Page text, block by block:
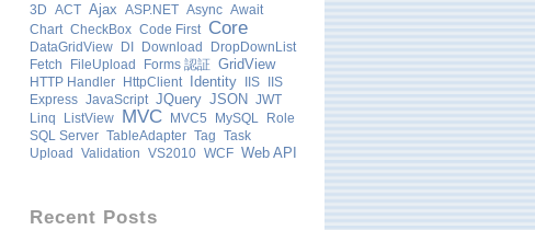
3D ACT Ajax ASP.NET Async Await
Chart CheckBox Code First Core
DataGridView DI Download
DropDownList
Fetch
FileUpload Forms 認証 GridView
HTTP Handler HttpClient Identity IIS IIS
Express JavaScript JQuery JSON JWT
Linq
ListView MVC MVC5 MySQL
Role
SQL Server TableAdapter Tag Task
Upload Validation VS2010 WCF Web API
Recent Posts